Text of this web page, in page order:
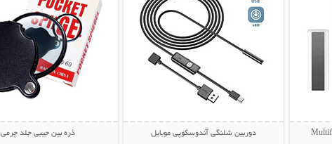
دوربین شلنگی آندوسکوپی موبایل ذره بین جیبی جلد چرمی